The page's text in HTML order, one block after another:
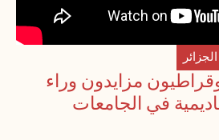
الجزائر
مزايدون وراء
في الجامعات